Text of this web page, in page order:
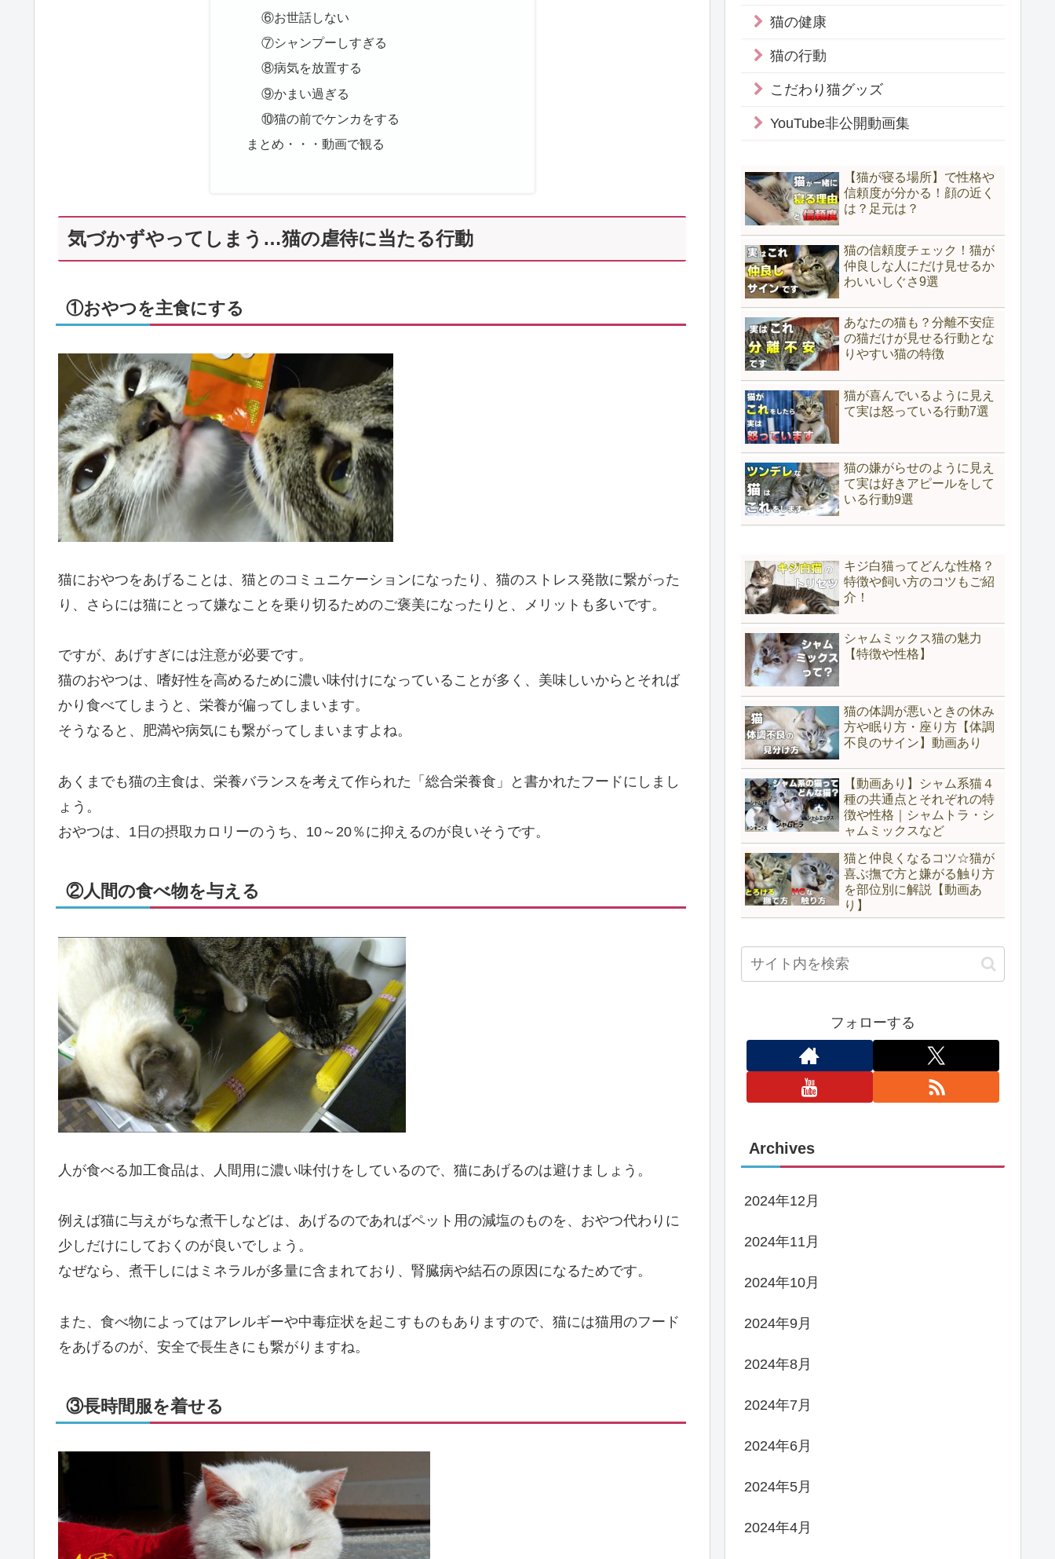
⑥お世話しない
⑦シャンプーしすぎる
⑧病気を放置する
⑨かまい過ぎる
⑩猫の前でケンカをする
まとめ・・・動画で観る
気づかずやってしまう…猫の虐待に当たる行動
①おやつを主食にする
猫におやつをあげることは、猫とのコミュニケーションになったり、猫のストレス発散に繋がった
り、さらには猫にとって嫌なことを乗り切るためのご褒美になったりと、メリットも多いです。
ですが、あげすぎには注意が必要です。
猫のおやつは、嗜好性を高めるために濃い味付けになっていることが多く、美味しいからとそれば
かり食べてしまうと、栄養が偏ってしまいます。
そうなると、肥満や病気にも繋がってしまいますよね。
あくまでも猫の主食は、栄養バランスを考えて作られた「総合栄養食」と書かれたフードにしまし
ょう。
おやつは、1日の摂取カロリーのうち、10～20％に抑えるのが良いそうです。
②人間の食べ物を与える
人が食べる加工食品は、人間用に濃い味付けをしているので、猫にあげるのは避けましょう。
例えば猫に与えがちな煮干しなどは、あげるのであればペット用の減塩のものを、おやつ代わりに
少しだけにしておくのが良いでしょう。
なぜなら、煮干しにはミネラルが多量に含まれており、腎臓病や結石の原因になるためです。
また、食べ物によってはアレルギーや中毒症状を起こすものもありますので、猫には猫用のフード
をあげるのが、安全で長生きにも繋がりますね。
③長時間服を着せる
猫の健康
猫の行動
こだわり猫グッズ
YouTube非公開動画集
【猫が寝る場所】で性格や
信頼度が分かる！顔の近く
は？足元は？
猫の信頼度チェック！猫が
仲良しな人にだけ見せるか
わいいしぐさ9選
あなたの猫も？分離不安症
の猫だけが見せる行動とな
りやすい猫の特徴
猫が喜んでいるように見え
て実は怒っている行動7選
猫の嫌がらせのように見え
て実は好きアピールをして
いる行動9選
キジ白猫ってどんな性格？
特徴や飼い方のコツもご紹
介！
シャムミックス猫の魅力
【特徴や性格】
猫の体調が悪いときの休み
方や眠り方・座り方【体調
不良のサイン】動画あり
【動画あり】シャム系猫４
種の共通点とそれぞれの特
徴や性格｜シャムトラ・シ
ャムミックスなど
猫と仲良くなるコツ☆猫が
喜ぶ撫で方と嫌がる触り方
を部位別に解説【動画あ
り】
フォローする
Archives
2024年12月
2024年11月
2024年10月
2024年9月
2024年8月
2024年7月
2024年6月
2024年5月
2024年4月